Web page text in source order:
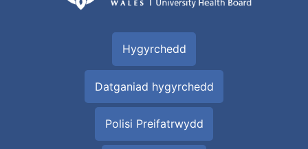
Hygyrchedd
Datganiad hygyrchedd
Polisi Preifatrwydd